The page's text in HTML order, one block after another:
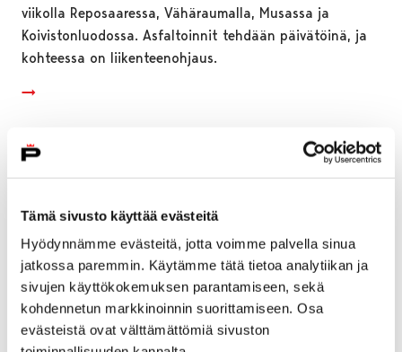
Tämä sivusto käyttää evästeitä
Hyödynnämme evästeitä, jotta voimme palvella sinua
jatkossa paremmin. Käytämme tätä tietoa analytiikan ja
sivujen käyttökokemuksen parantamiseen, sekä
kohdennetun markkinoinnin suorittamiseen. Osa
evästeistä ovat välttämättömiä sivuston
viikolla Reposaaressa, Vähäraumalla, Musassa ja
Koivistonluodossa. Asfaltoinnit tehdään päivätöinä, ja
kohteessa on liikenteenohjaus.